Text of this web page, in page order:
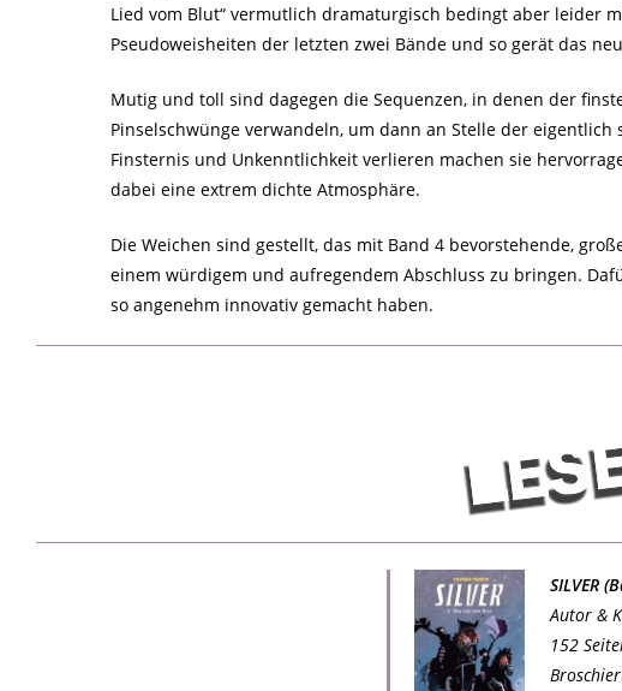
Lied vom Blut“ vermutlich dramaturgisch bedingt aber leider
Pseudoweisheiten der letzten zwei Bände und so gerät das
Mutig und toll sind dagegen die Sequenzen, in denen der
Pinselschwünge verwandeln, um dann an Stelle der
Finsternis und Unkenntlichkeit verlieren machen sie
dabei eine extrem dichte Atmosphäre.
Die Weichen sind gestellt, das mit Band 4 bevorstehende,
einem würdigem und aufregendem Abschluss zu bringen.
so angenehm innovativ gemacht haben.
SILVER
Autor &
152